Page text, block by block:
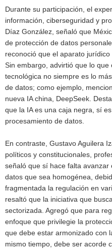
Durante su participación, el
información, ciberseguridad y
Díaz González, señaló que
de protección de datos
reconoció que el aparato
Sin embargo, advirtió que lo
tecnológica no siempre es lo
de datos; como ejemplo,
nueva IA china, DeepSeek.
que la IA es una caja negra, sí
procesamiento de datos.
En contraste, Gustavo Aguilera
políticos y constitucionales,
señaló que sí hace falta
datos que sea homogénea,
fragmentada la regulación en
resaltó que la iniciativa que
sectorizada. Agregó que para
enfoque que privilegie la
que debe estar armonizado con
mismo tiempo, debe ser acorde